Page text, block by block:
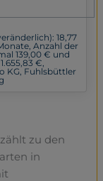
18,77
Anzahl der
139,00 € und
€,
KG, Fuhlsbüttler
zählt zu den
in